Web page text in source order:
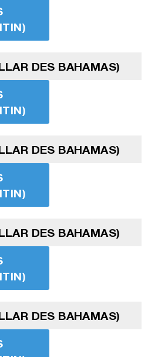
DES BAHAMAS)
DES BAHAMAS)
DES BAHAMAS)
DES BAHAMAS)